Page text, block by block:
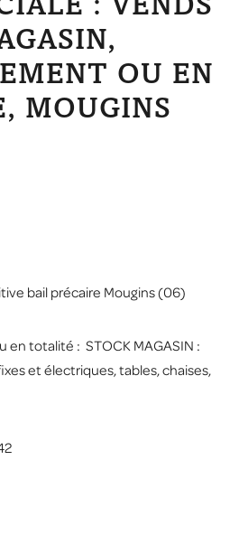
: VENDS
OU EN
MOUGINS
bail précaire Mougins (06)
en totalité : STOCK MAGASIN :
et électriques, tables, chaises,